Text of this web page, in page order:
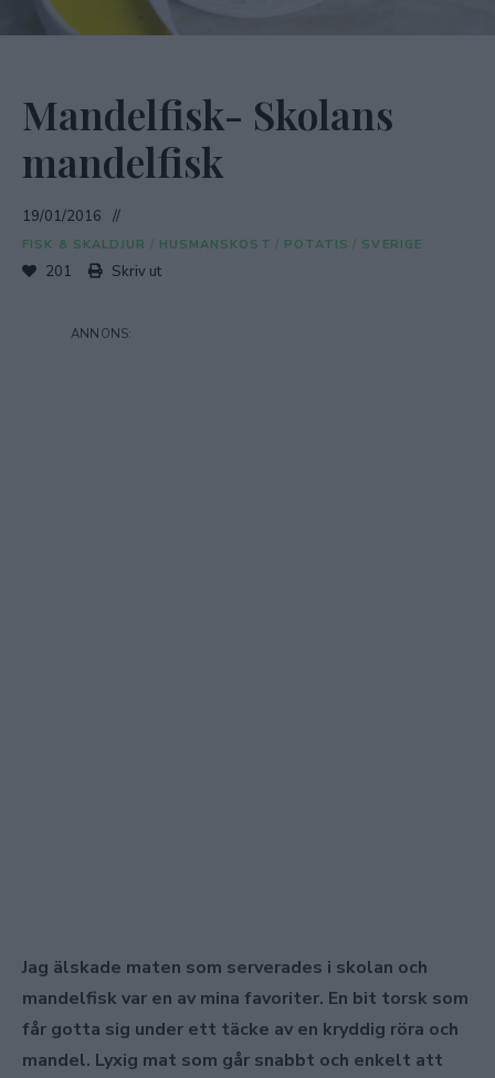
Mandelfisk- Skolans
mandelfisk
19/01/2016
FISK & SKALDJUR / HUSMANSKOST / POTATIS / SVERIGE
201 Skriv ut
Jag älskade maten som serverades i skolan och
mandelfisk var en av mina favoriter. En bit torsk som
får gotta sig under ett täcke av en kryddig röra och
mandel. Lyxig mat som går snabbt och enkelt att